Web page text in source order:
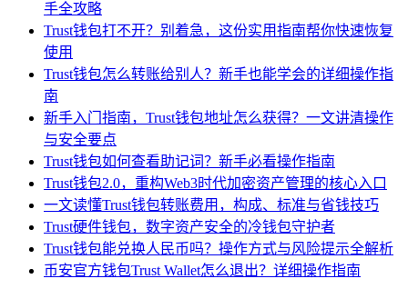
手全攻略
Trust钱包打不开？别着急，这份实用指南帮你快速恢复
使用
Trust钱包怎么转账给别人？新手也能学会的详细操作指
南
新手入门指南，Trust钱包地址怎么获得？一文讲清操作
与安全要点
Trust钱包如何查看助记词？新手必看操作指南
Trust钱包2.0，重构Web3时代加密资产管理的核心入口
一文读懂Trust钱包转账费用，构成、标准与省钱技巧
Trust硬件钱包，数字资产安全的冷钱包守护者
Trust钱包能兑换人民币吗？操作方式与风险提示全解析
币安官方钱包Trust Wallet怎么退出？详细操作指南